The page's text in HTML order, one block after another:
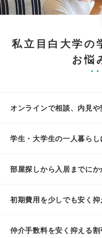
私立目白大学の
お悩
オンラインで相談、内見や
学生・大学生の一人暮らし
部屋探しから入居までに
初期費用を少しでも安く抑
仲介手数料を安く抑える割